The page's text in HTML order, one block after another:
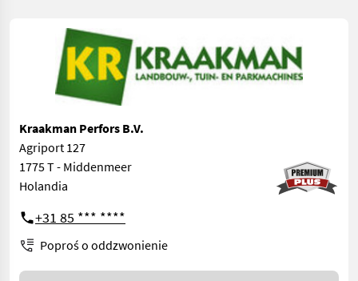
Kraakman Perfors B.V.
Agriport 127
1775 T - Middenmeer
Holandia
+31 85 *** ****
Poproś o oddzwonienie